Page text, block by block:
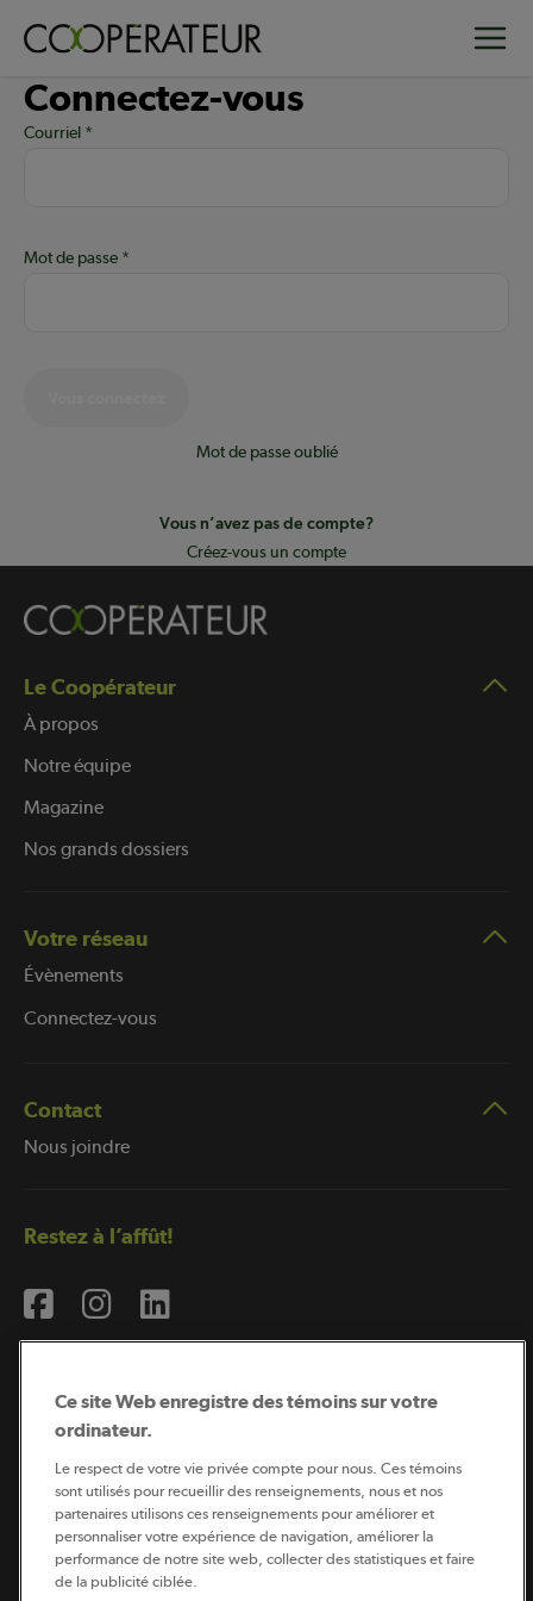
principal
Connectez-vous
Courriel
Mot de passe
Mot de passe oublié
Vous n’avez pas de compte?
Créez-vous un compte
Le Coopérateur
À propos
Notre équipe
Magazine
Nos grands dossiers
Votre réseau
Évènements
Connectez-vous
Contact
Nous joindre
Restez à l’affût!
Coopérateur est publié par Sollio Groupe Coopératif.
Il est l’outil d’information de la coopération agricole
québécoise.
Ce site Web enregistre des témoins sur votre
ordinateur.
Le respect de votre vie privée compte pour nous. Ces témoins
sont utilisés pour recueillir des renseignements, nous et nos
partenaires utilisons ces renseignements pour améliorer et
personnaliser votre expérience de navigation, améliorer la
performance de notre site web, collecter des statistiques et faire
de la publicité ciblée.